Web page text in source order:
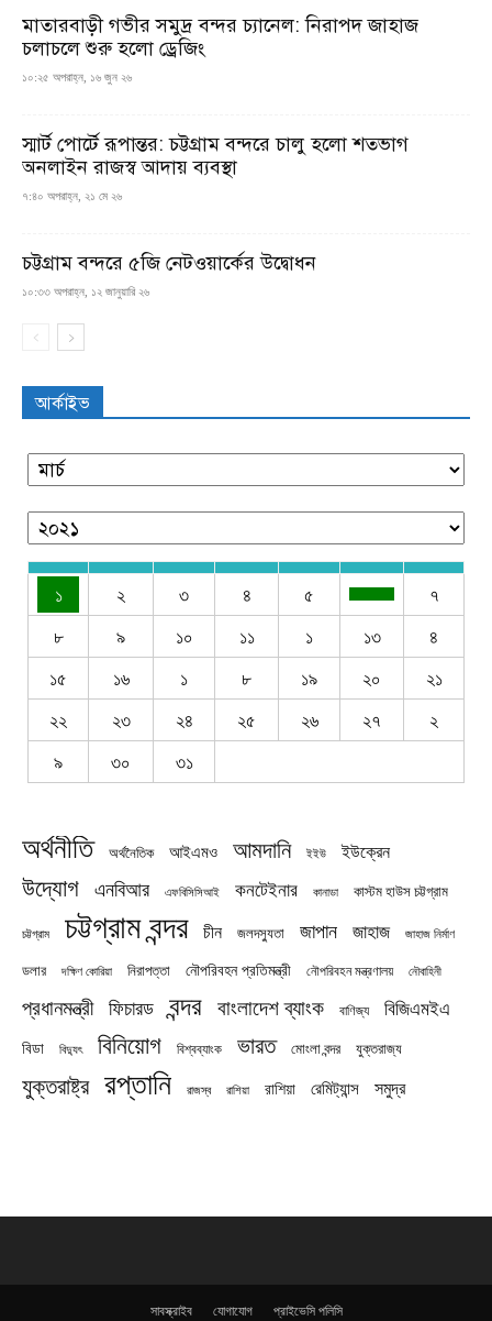
মাতারবাড়ী গভীর সমুদ্র বন্দর চ্যানেল: নিরাপদ জাহাজ
চলাচলে শুরু হলো ড্রেজিং
১০:২৫ অপরাহ্ন, ১৬ জুন ২৬
স্মার্ট পোর্টে রূপান্তর: চট্টগ্রাম বন্দরে চালু হলো শতভাগ
অনলাইন রাজস্ব আদায় ব্যবস্থা
৭:৪০ অপরাহ্ন, ২১ মে ২৬
চট্টগ্রাম বন্দরে ৫জি নেটওয়ার্কের উদ্বোধন
১০:৩৩ অপরাহ্ন, ১২ জানুয়ারি ২৬
আর্কাইভ
১ ২ ৩ ৪ ৫
৭
৮
৯ ১০ ১১ ১ ১৩
৪
১৫
১৬ ১ ৮ ১৯ ২০
২১
২২
২৩ ২৪ ২৫ ২৬ ২৭
২
৯
৩০ ৩১
অর্থনীতি অর্থনৈতিক আইএমও আমদানি ইইউ ইউক্রেন
উদ্যোগ এনবিআর এফবিসিসিআই কনটেইনার কানাডা কাস্টম হাউস চট্টগ্রাম
চট্টগ্রাম চট্টগ্রাম বন্দর চীন জলদস্যুতা জাপান জাহাজ জাহাজ নির্মাণ
ডলার দক্ষিণ কোরিয়া নিরাপত্তা নৌপরিবহন প্রতিমন্ত্রী নৌপরিবহন মন্ত্রণালয় নৌবাহিনী
প্রধানমন্ত্রী ফিচারড বন্দর বাংলাদেশ ব্যাংক বাণিজ্য বিজিএমইএ
বিডা বিদ্যুৎ বিনিয়োগ বিশ্বব্যাংক ভারত মোংলা বন্দর যুক্তরাজ্য
যুক্তরাষ্ট্র রপ্তানি রাজস্ব রাশিয়া রাশিয়া রেমিট্যান্স সমুদ্র
সাবস্ক্রাইব যোগাযোগ প্রাইভেসি পলিসি